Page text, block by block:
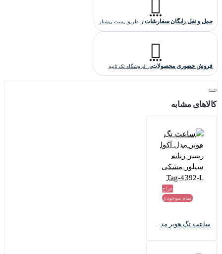
حمل و نقل رایگان سفارشاتاز طریق پست پیشتاز
فروش حضوری محصولاتدر فروشگاه تک ثانیه
کالاهای مشابه
حراج
اتمام موجودی
ساعت تگ هویر مدل آکوا ریسر زنانه سیلور مشکی Tag-4392-L